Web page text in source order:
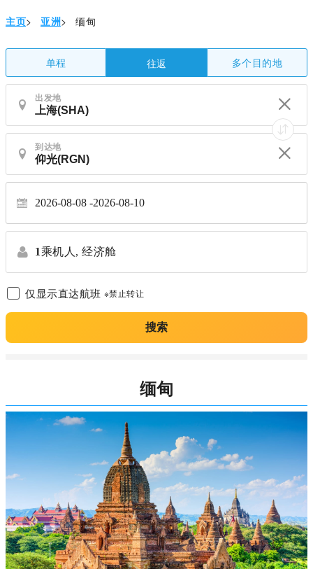
主页> 亚洲> 缅甸
单程 往返 多个目的地
出发地
到达地
2026-08-08 2026-08-10
1乘机人, 经济舱
仅显示直达航班 ※禁止转让
搜索
缅甸